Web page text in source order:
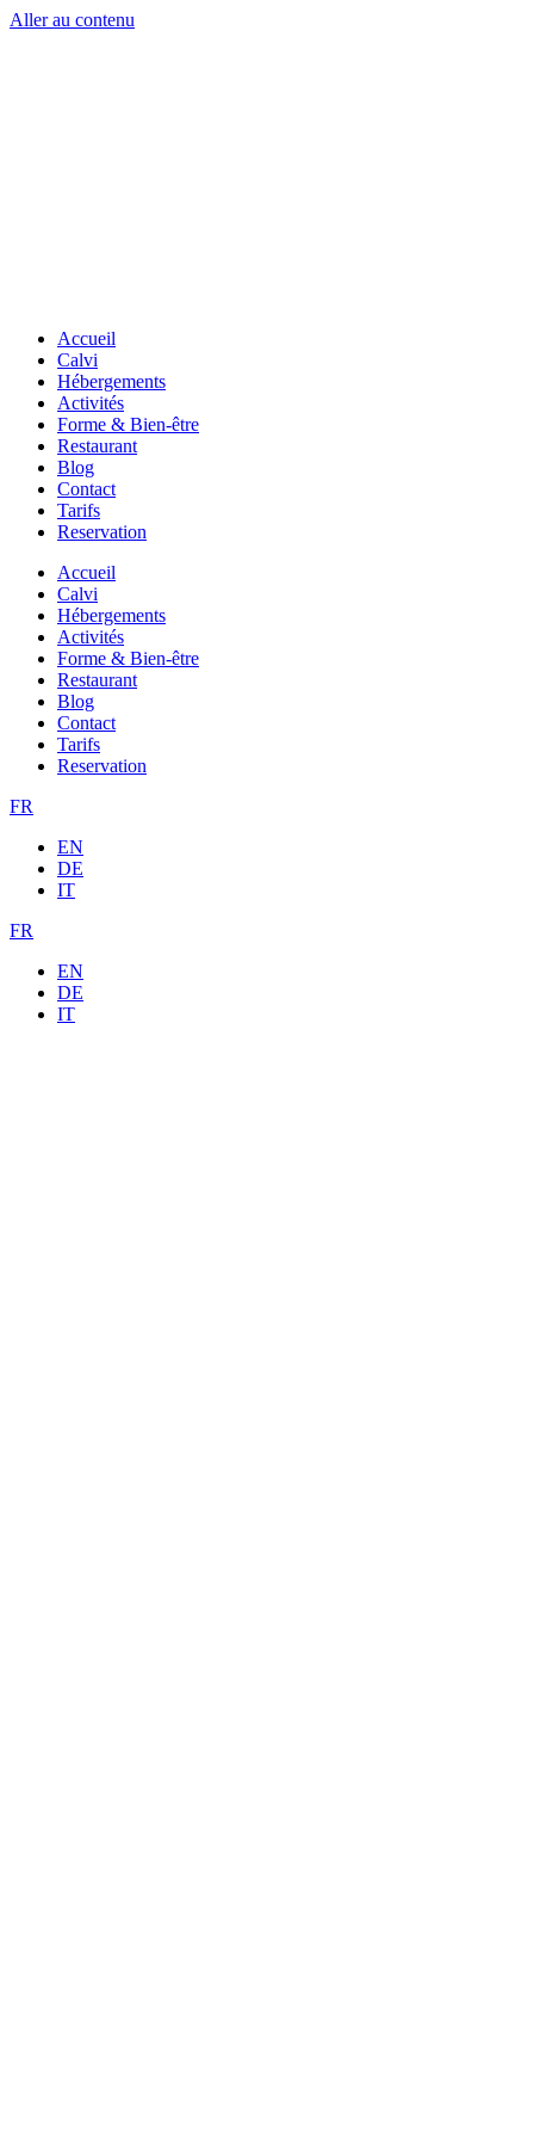
Aller au contenu
Accueil
Calvi
Hébergements
Activités
Forme & Bien-être
Restaurant
Blog
Contact
Tarifs
Reservation
Accueil
Calvi
Hébergements
Activités
Forme & Bien-être
Restaurant
Blog
Contact
Tarifs
Reservation
FR
EN
DE
IT
FR
EN
DE
IT